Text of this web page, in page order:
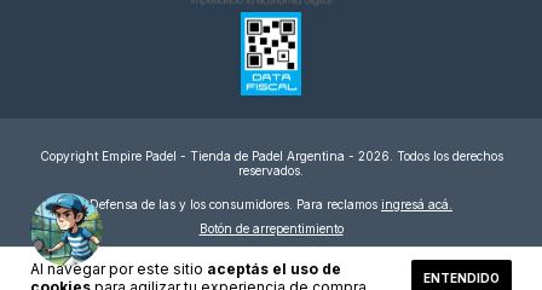
Al navegar por este sitio aceptás el uso de
ENTENDIDO
Copyright Empire Padel - Tienda de Padel Argentina - 2026. Todos los derechos
reservados.
Defensa de las y los consumidores. Para reclamos ingresá acá.
Botón de arrepentimiento